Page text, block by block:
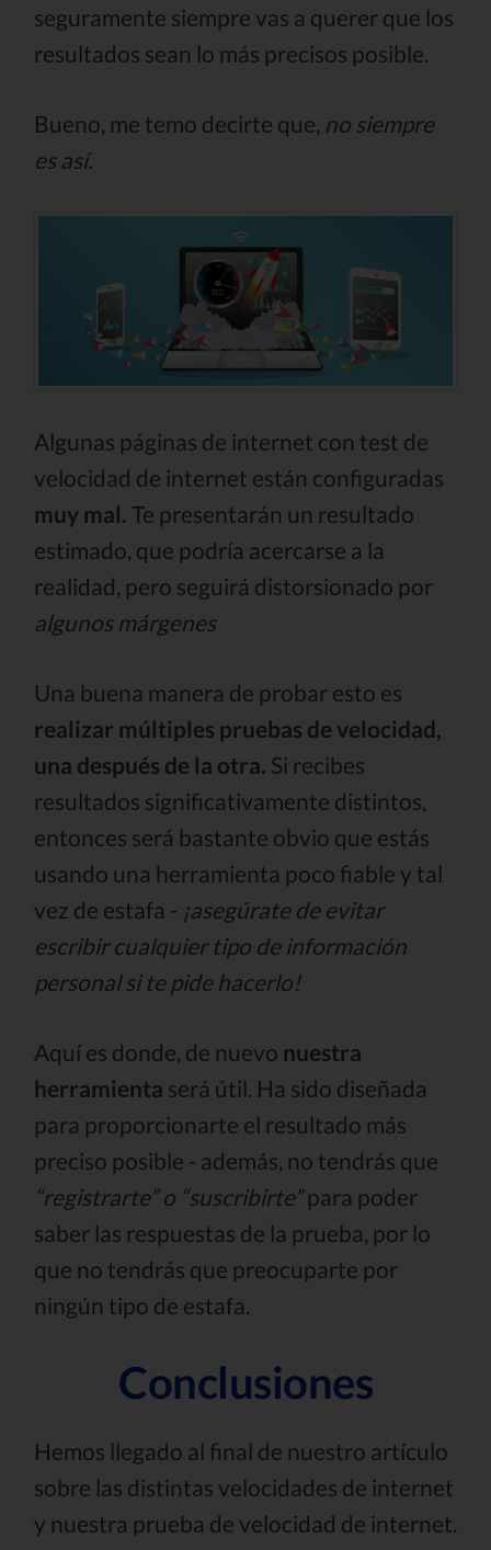
seguramente siempre vas a querer que los
resultados sean lo más precisos posible.
Bueno, me temo decirte que, no siempre
es así.
Algunas páginas de internet con test de
velocidad de internet están configuradas
muy mal. Te presentarán un resultado
estimado, que podría acercarse a la
realidad, pero seguirá distorsionado por
algunos márgenes
Una buena manera de probar esto es
realizar múltiples pruebas de velocidad,
una después de la otra. Si recibes
resultados significativamente distintos,
entonces será bastante obvio que estás
usando una herramienta poco fiable y tal
vez de estafa - ¡asegúrate de evitar
escribir cualquier tipo de información
personal si te pide hacerlo!
Aquí es donde, de nuevo nuestra
herramienta será útil. Ha sido diseñada
para proporcionarte el resultado más
preciso posible - además, no tendrás que
“registrarte” o “suscribirte”para poder
saber las respuestas de la prueba, por lo
que no tendrás que preocuparte por
ningún tipo de estafa.
Conclusiones
Hemos llegado al final de nuestro artículo
sobre las distintas velocidades de internet
y nuestra prueba de velocidad de internet.